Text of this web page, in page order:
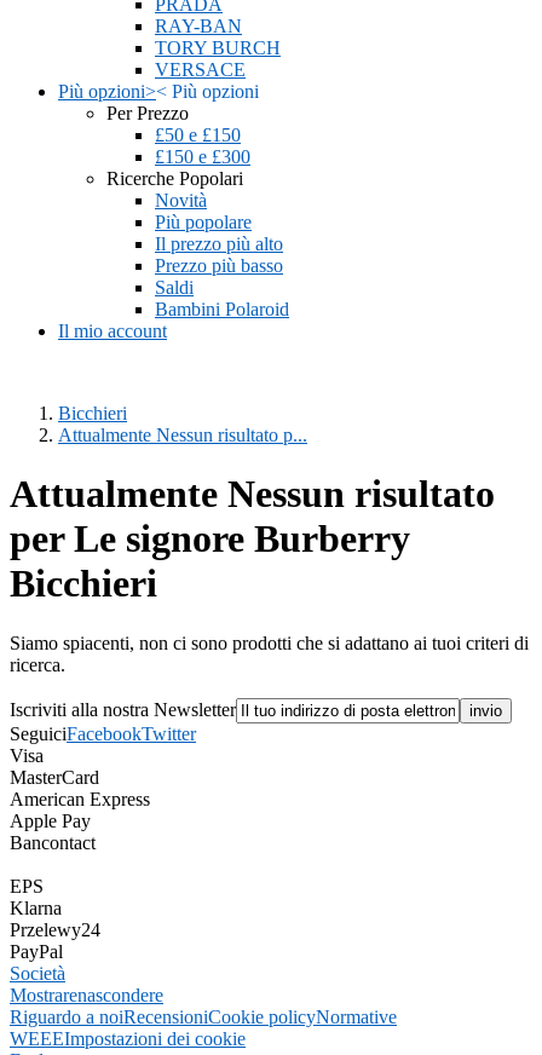
PRADA
RAY-BAN
TORY BURCH
VERSACE
Più opzioni>< Più opzioni
Per Prezzo
£50 e £150
£150 e £300
Ricerche Popolari
Novità
Più popolare
Il prezzo più alto
Prezzo più basso
Saldi
Bambini Polaroid
Il mio account
Bicchieri
Attualmente Nessun risultato p...
Attualmente Nessun risultato
per Le signore Burberry
Bicchieri
Siamo spiacenti, non ci sono prodotti che si adattano ai tuoi criteri di
ricerca.
Iscriviti alla nostra Newsletter
SeguiciFacebookTwitter
Visa
MasterCard
American Express
Apple Pay
Bancontact
EPS
Klarna
Przelewy24
PayPal
Società
Mostrarenascondere
Riguardo a noiRecensioniCookie policyNormative
WEEEImpostazioni dei cookie